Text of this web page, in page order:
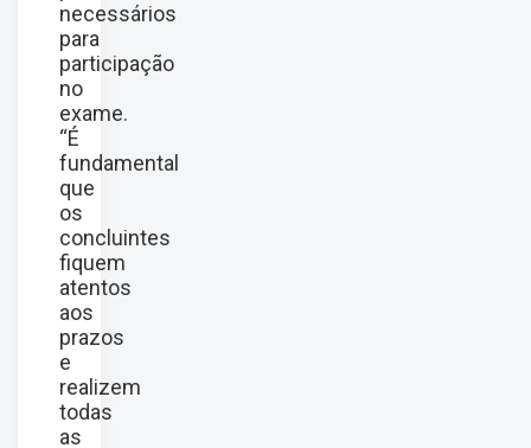
necessários
para
participação
no
exame.
“É
fundamental
que
os
concluintes
fiquem
atentos
aos
prazos
e
realizem
todas
as